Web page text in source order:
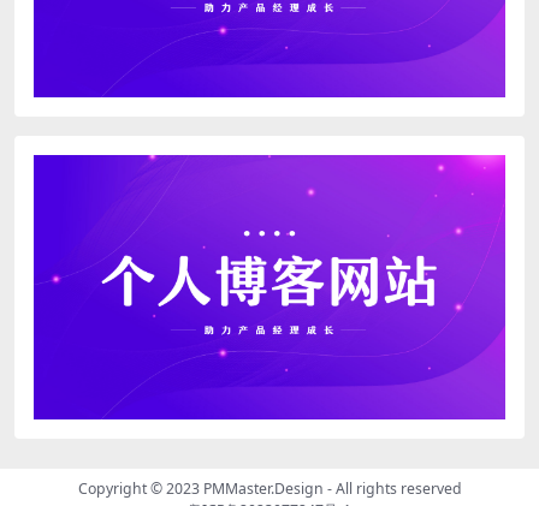
Copyright © 2023 PMMaster.Design - All rights reserved